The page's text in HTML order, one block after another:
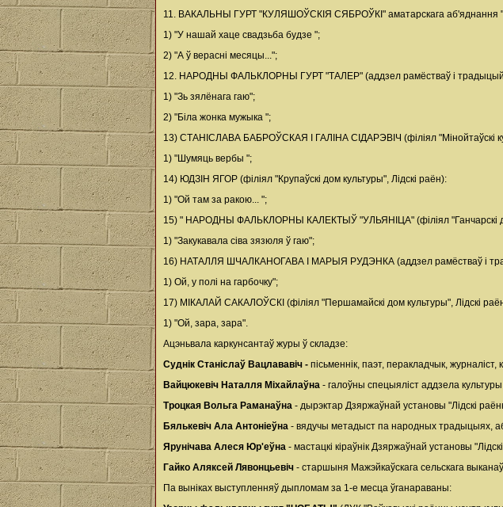
11. ВАКАЛЬНЫ ГУРТ "КУЛЯШОЎСКІЯ СЯБРОЎКІ" аматарскага аб'яднання
1) "У нашай хаце свадзьба будзе ";
2) "А ў верасні месяцы...";
12. НАРОДНЫ ФАЛЬКЛОРНЫ ГУРТ "ТАЛЕР" (аддзел рамёстваў і
1) "Зь зялёнага гаю";
2) "Біла жонка мужыка ";
13) СТАНІСЛАВА БАБРОЎСКАЯ I ГАЛІНА СІДАРЭВІЧ (філіял "Мінойтаўскі
1) "Шумяць вербы ";
14) ЮДЗІН ЯГОР (філіял "Крупаўскі дом культуры", Лідскі раён):
1) "Ой там за ракою... ";
15) " НАРОДНЫ ФАЛЬКЛОРНЫ КАЛЕКТЫЎ "УЛЬЯНІЦА" (філіял "Ганчарскі
1) "Закукавала сіва зязюля ў гаю";
16) НАТАЛЛЯ ШЧАЛКАНОГАВА I МАРЫЯ РУДЭНКА (аддзел рамёстваў і
1) Ой, у полі на гарбочку";
17) МІКАЛАЙ САКАЛОЎСКІ (філіял "Першамайскі дом культуры", Лідскі
1) "Ой, зара, зара".
Ацэньвала каркунсантаў журы ў складзе:
Суднік Станіслаў Вацлававіч - пісьменнік, паэт, перакладчык,
Вайцюкевіч Наталля Міхайлаўна - галоўны спецыяліст аддзела
Троцкая Вольга Раманаўна - дырэктар Дзяржаўнай установы "Лідскі
Бялькевіч Ала Антоніеўна - вядучы метадыст па народных традыцыях,
Ярунічава Алеся Юр'еўна - мастацкі кіраўнік Дзяржаўнай установы
Гайко Аляксей Лявонцьевіч - старшыня Мажэйкаўскага сельскага
Па выніках выступленняў дыпломам за 1-е месца ўганараваны: